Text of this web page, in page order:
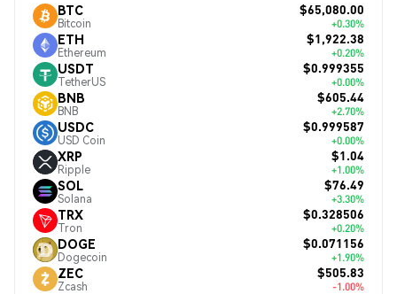
BTC
Bitcoin
$65,080.00
+0.30%
ETH
Ethereum
$1,922.38
+0.20%
USDT
TetherUS
$0.999355
+0.00%
BNB
BNB
$605.44
+2.70%
USDC
USD Coin
$0.999587
+0.00%
XRP
Ripple
$1.04
+1.00%
SOL
Solana
$76.49
+3.30%
TRX
Tron
$0.328506
+0.20%
DOGE
Dogecoin
$0.071156
+1.90%
ZEC
Zcash
$505.83
-1.00%